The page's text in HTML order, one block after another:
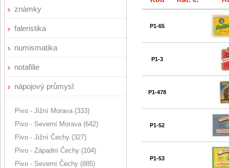
známky
faleristika
numismatika
notafilie
nápojový průmysl
Pivo - Jižní Morava (333)
Pivo - Severní Morava (642)
Pivo - Jižní Čechy (327)
Pivo - Západní Čechy (104)
Pivo - Severní Čechy (885)
P1-65
P1-3
P1-478
P1-52
P1-53